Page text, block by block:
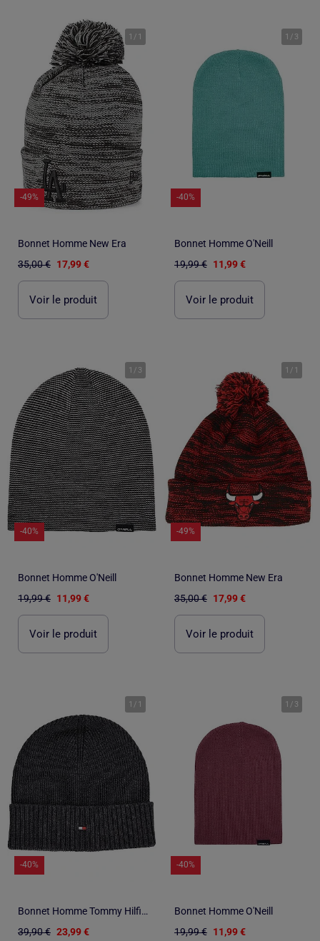
1 / 1
-49%
Bonnet Homme New Era
35,00 € 17,99 €
Voir le produit
1 / 3
-40%
Bonnet Homme O'Neill
19,99 € 11,99 €
Voir le produit
1 / 3
-40%
Bonnet Homme O'Neill
19,99 € 11,99 €
Voir le produit
1 / 1
-49%
Bonnet Homme New Era
35,00 € 17,99 €
Voir le produit
1 / 1
-40%
Bonnet Homme Tommy Hilfiger
39,90 € 23,99 €
1 / 3
-40%
Bonnet Homme O'Neill
19,99 € 11,99 €